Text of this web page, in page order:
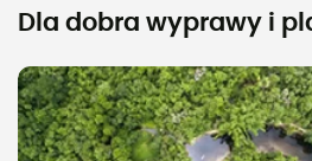
Dla dobra wyprawy i